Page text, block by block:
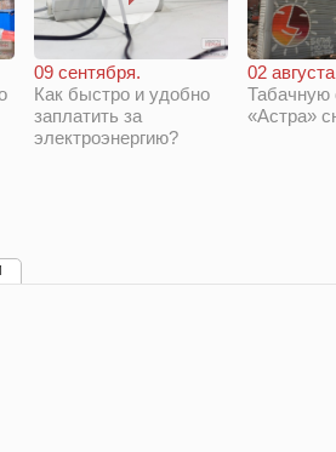
09 сентября.
Как быстро и удобно
заплатить за
электроэнергию?
02
Табачную
«Астра»